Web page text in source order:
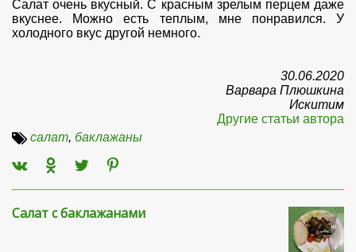
Салат очень вкусный. С красным зрелым перцем даже
вкуснее. Можно есть теплым, мне понравился. У
холодного вкус другой немного.
30.06.2020
Варвара Плюшкина
Искитим
Другие статьи автора
салат, баклажаны
Салат с баклажанами